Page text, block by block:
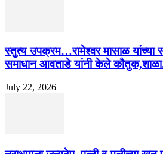
स्तुत्य उपक्रम…रामेश्वर मासाळ
समाधान आवताडे यांनी केले
July 22, 2026